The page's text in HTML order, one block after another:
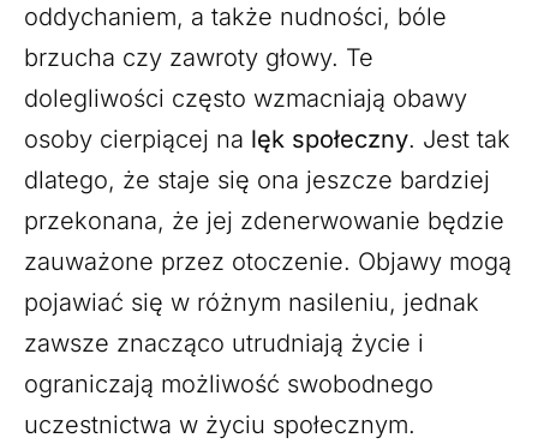
oddychaniem, a także nudności, bóle
brzucha czy zawroty głowy. Te
dolegliwości często wzmacniają obawy
osoby cierpiącej na lęk społeczny. Jest tak
dlatego, że staje się ona jeszcze bardziej
przekonana, że jej zdenerwowanie będzie
zauważone przez otoczenie. Objawy mogą
pojawiać się w różnym nasileniu, jednak
zawsze znacząco utrudniają życie i
ograniczają możliwość swobodnego
uczestnictwa w życiu społecznym.